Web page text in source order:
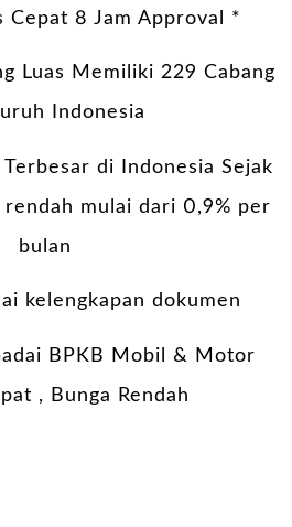
Cepat 8 Jam Approval *
Luas Memiliki 229 Cabang
Indonesia
Terbesar di Indonesia Sejak
rendah mulai dari 0,9% per
bulan
kelengkapan dokumen
BPKB Mobil & Motor
, Bunga Rendah